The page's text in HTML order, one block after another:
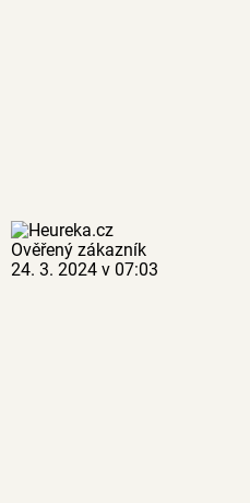
Ověřený zákazník
24. 3. 2024 v 07:03